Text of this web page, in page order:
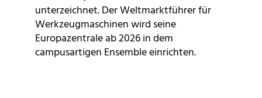
unterzeichnet. Der Weltmarktführer für
Werkzeugmaschinen wird seine
Europazentrale ab 2026 in dem
campusartigen Ensemble einrichten.